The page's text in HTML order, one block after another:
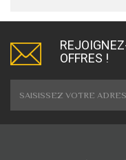
OFFRES !